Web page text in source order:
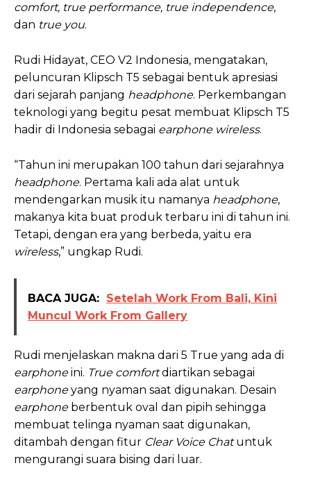
comfort, true performance, true independence,
dan true you.
Rudi Hidayat, CEO V2 Indonesia, mengatakan,
peluncuran Klipsch T5 sebagai bentuk apresiasi
dari sejarah panjang headphone. Perkembangan
teknologi yang begitu pesat membuat Klipsch T5
hadir di Indonesia sebagai earphone wireless.
“Tahun ini merupakan 100 tahun dari sejarahnya
headphone. Pertama kali ada alat untuk
mendengarkan musik itu namanya headphone,
makanya kita buat produk terbaru ini di tahun ini.
Tetapi, dengan era yang berbeda, yaitu era
wireless,” ungkap Rudi.
BACA JUGA: Setelah Work From Bali, Kini
Muncul Work From Gallery
Rudi menjelaskan makna dari 5 True yang ada di
earphoneini. True comfortdiartikan sebagai
earphoneyang nyaman saat digunakan. Desain
earphoneberbentuk oval dan pipih sehingga
membuat telinga nyaman saat digunakan,
ditambah dengan fitur Clear Voice Chatuntuk
mengurangi suara bising dari luar.